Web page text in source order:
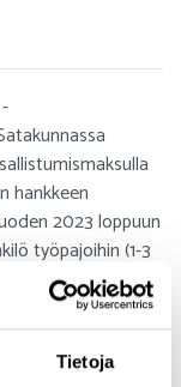
Tietoja
hankkeen
2023 loppuun
työpajoihin (1-3
-hanketta,
rahoituksella.